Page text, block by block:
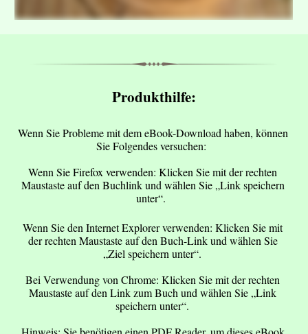
Produkthilfe:
Wenn Sie Probleme mit dem eBook-Download haben, können
Sie Folgendes versuchen:
Wenn Sie Firefox verwenden: Klicken Sie mit der rechten
Maustaste auf den Buchlink und wählen Sie „Link speichern
unter“.
Wenn Sie den Internet Explorer verwenden: Klicken Sie mit
der rechten Maustaste auf den Buch-Link und wählen Sie
„Ziel speichern unter“.
Bei Verwendung von Chrome: Klicken Sie mit der rechten
Maustaste auf den Link zum Buch und wählen Sie „Link
speichern unter“.